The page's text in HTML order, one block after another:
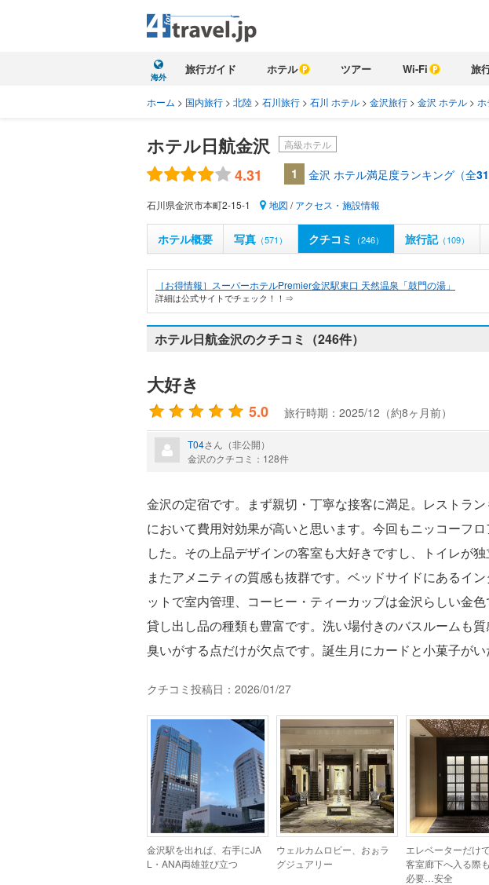
海外
旅行ガイド ホテル ツアー Wi-Fi 旅
ホーム > 国内旅行 > 北陸 > 石川旅行 > 石川 ホテル > 金沢旅行 > 金沢 ホテル >
ホテル日航金沢 高級ホテル
4.31 1 金沢 ホテル満足度ランキング（全
石川県金沢市本町2-15-1 地図 /アクセス・施設情報
ホテル概要 写真 （571） クチコミ （246） 旅行記（109）
［お得情報］スーパーホテルPremier金沢駅東口 天然温泉「鼓門の湯」
詳細は公式サイトでチェック！！⇒
ホテル日航金沢のクチコミ（246件）
大好き
5.0 旅行時期：2025/12（約8ヶ月前）
T04さん（非公開）
金沢のクチコミ：128件
金沢の定宿です。まず親切・丁寧な接客に満足。レストラ
において費用対効果が高いと思います。今回もニッコーフ
した。その上品デザインの客室も大好きですし、トイレが独
またアメニティの質感も抜群です。ベッドサイドにあるイ
ットで室内管理、コーヒー・ティーカップは金沢らしい金
貸し出し品の種類も豊富です。洗い場付きのバスルームも
臭いがする点だけが欠点です。誕生月にカードと小菓子がい
クチコミ投稿日：2026/01/27
金沢駅を出れば、右手にJA
L・ANA両雄並び立つ
ウェルカムロビー、おぉラ
グジュアリー
エレベーターだけで
客室廊下へ入る際
必要…安全